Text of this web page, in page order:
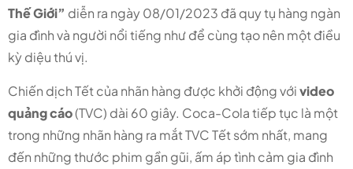
Thế Giới” diễn ra ngày 08/01/2023 đã quy tụ hàng ngàn
gia đình và người nổi tiếng như để cùng tạo nên một điều
kỳ diệu thú vị.
Chiến dịch Tết của nhãn hàng được khởi động vớivideo
quảng cáo(TVC) dài 60 giây. Coca-Cola tiếp tục là một
trong những nhãn hàng ra mắt TVC Tết sớm nhất, mang
đến những thước phim gần gũi, ấm áp tình cảm gia đình